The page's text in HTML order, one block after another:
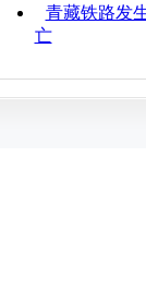
青藏铁路发
亡